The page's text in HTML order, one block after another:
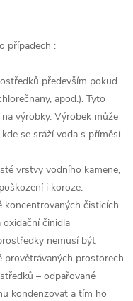
případech :
především pokud
apod.). Tyto
výrobky. Výrobek může
se sráží voda s příměsí
vrstvy vodního kamene,
i koroze.
koncentrovaných čisticích
činidla
nemusí být
provětrávaných prostorech
– odpařované
kondenzovat a tím ho